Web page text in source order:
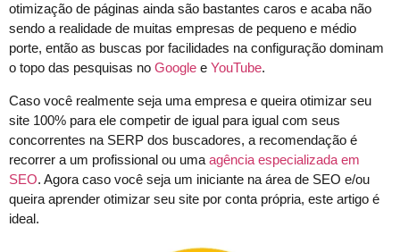
otimização de páginas ainda são bastantes caros e acaba não
sendo a realidade de muitas empresas de pequeno e médio
porte, então as buscas por facilidades na configuração dominam
o topo das pesquisas no Google e YouTube.­
Caso você realmente seja uma empresa e queira otimizar seu
site 100% para ele competir de igual para igual com seus
concorrentes na SERP dos buscadores, a recomendação é
recorrer a um profissional ou uma agência especializada em
SEO. Agora caso você seja um iniciante na área de SEO e/ou
queira aprender otimizar seu site por conta própria, este artigo é
ideal.